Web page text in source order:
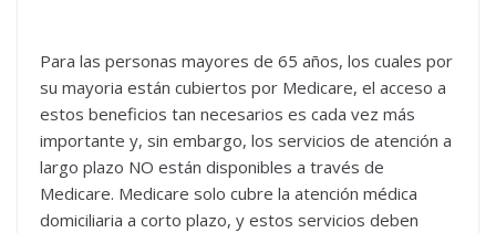
Para las personas mayores de 65 años, los cuales por
su mayoria están cubiertos por Medicare, el acceso a
estos beneficios tan necesarios es cada vez más
importante y, sin embargo, los servicios de atención a
largo plazo NO están disponibles a través de
Medicare. Medicare solo cubre la atención médica
domiciliaria a corto plazo, y estos servicios deben